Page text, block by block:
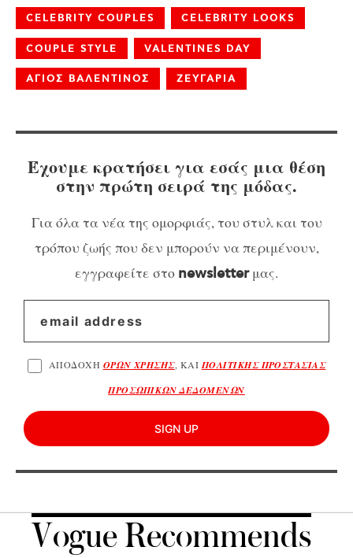
CELEBRITY COUPLES CELEBRITY LOOKS
COUPLE STYLE VALENTINES DAY
ΑΓΙΟΣ ΒΑΛΕΝΤΙΝΟΣ ΖΕΥΓΑΡΙΑ
Έχουμε κρατήσει για εσάς μια θέση
στην πρώτη σειρά της μόδας.
Για όλα τα νέα της ομορφιάς, του στυλ και του
τρόπου ζωής που δεν μπορούν να περιμένουν,
εγγραφείτε στο newsletterμας.
ΑΠΟΔΟΧΗ ΟΡΩΝ ΧΡΗΣΗΣ, ΚΑΙ ΠΟΛΙΤΙΚΗΣ ΠΡΟΣΤΑΣΙΑΣ
ΠΡΟΣΩΠΙΚΩΝ ΔΕΔΟΜΕΝΩΝ
SIGN UP
Vogue Recommends